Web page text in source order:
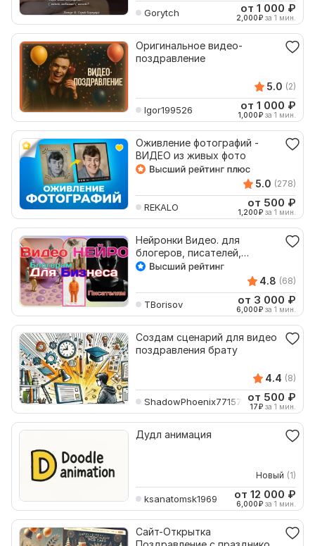
Gorytch от 1 000 ₽
2,000₽ за 1 мин.
Оригинальное видео-
поздравление
5.0 (2)
Igor199526 от 1 000 ₽
1,000₽ за 1 мин.
Оживление фотографий -
ВИДЕО из живых фото
5.0 (278)
REKALO от 500 ₽
1,200₽ за 1 мин.
Нейронки Видео. для
блогеров, писателей,
владельцев бизнеса
4.8 (68)
TBorisov от 3 000 ₽
6,000₽ за 1 мин.
Создам сценарий для видео
поздравления брату
4.4 (8)
ShadowPhoenix771571 от 500 ₽
17₽ за 1 мин.
Дудл анимация
Новый (1)
ksanatomsk1969 от 12 000 ₽
6,000₽ за 1 мин.
Сайт-Открытка